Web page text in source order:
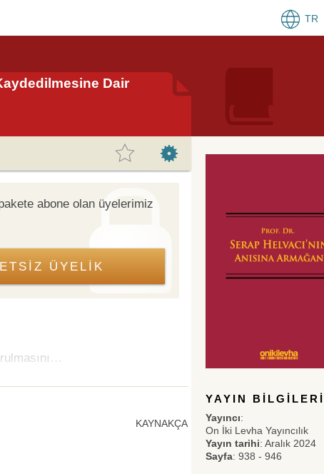
TR
Dair
abone olan üyelerimiz
ÜYELİK
KAYNAKÇA
YAYIN BILGILERI
Yayıncı:
On İki Levha Yayıncılık
Yayın tarihi: Aralık 2024
Sayfa: 938 - 946